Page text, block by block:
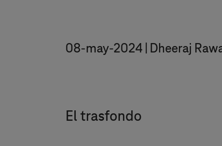
08-may-2024 Dheeraj
El trasfondo